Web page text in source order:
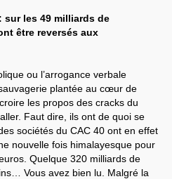
sur les 49 milliards de
être reversés aux
ou l’arrogance verbale
plantée au cœur de
les propos des cracks du
Faut dire, ils ont de quoi se
sociétés du CAC 40 ont en effet
nouvelle fois himalayesque pour
Quelque 320 milliards de
Vous avez bien lu. Malgré la